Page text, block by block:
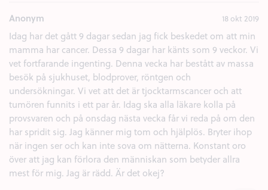
Anonym 18 okt 2019
Idag har det gått 9 dagar sedan jag fick beskedet om att min
mamma har cancer. Dessa 9 dagar har känts som 9 veckor. Vi
vet fortfarande ingenting. Denna vecka har bestått av massa
besök på sjukhuset, blodprover, röntgen och
undersökningar. Vi vet att det är tjocktarmscancer och att
tumören funnits i ett par år. Idag ska alla läkare kolla på
provsvaren och på onsdag nästa vecka får vi reda på om den
har spridit sig. Jag känner mig tom och hjälplös. Bryter ihop
när ingen ser och kan inte sova om nätterna. Konstant oro
över att jag kan förlora den människan som betyder allra
mest för mig. Jag är rädd. Är det okej?